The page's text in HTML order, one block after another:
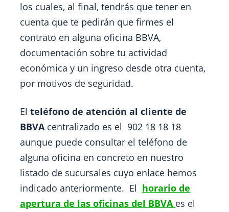
los cuales, al final, tendrás que tener en
cuenta que te pedirán que firmes el
contrato en alguna oficina BBVA,
documentación sobre tu actividad
económica y un ingreso desde otra cuenta,
por motivos de seguridad.
Elteléfono de atención al cliente de
BBVAcentralizado es el 902 18 18 18
aunque puede consultar el teléfono de
alguna oficina en concreto en nuestro
listado de sucursales cuyo enlace hemos
indicado anteriormente. El horario de
apertura de las oficinas del BBVA es el